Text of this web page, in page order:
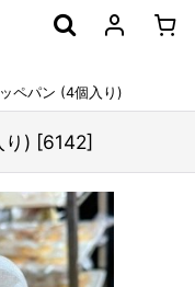
ペパン (4個入り)
り) [6142]